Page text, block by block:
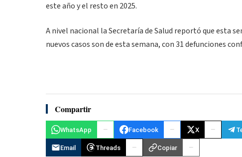
este año y el resto en 2025.
A nivel nacional la Secretaría de Salud reportó que esta
nuevos casos son de esta semana, con 31 defunciones
Compartir
WhatsApp Facebook X
Email Threads Copiar